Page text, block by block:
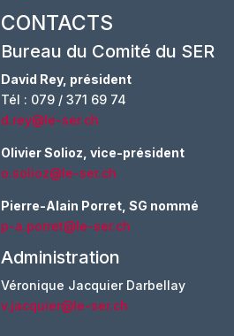
CONTACTS
Bureau du Comité du SER
David Rey, président
Tél : 079 / 371 69 74
d.rey@le-ser.ch
Olivier Solioz, vice-président
o.solioz@le-ser.ch
Pierre-Alain Porret, SG nommé
p-a.porret@le-ser.ch
Administration
Véronique Jacquier Darbellay
v.jacquier@le-ser.ch